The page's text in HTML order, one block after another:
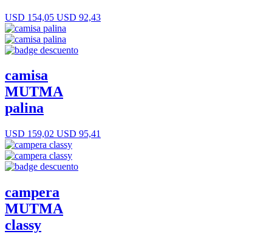
USD 154,05 USD 92,43
camisa
MUTMA
palina
USD 159,02 USD 95,41
campera
MUTMA
classy